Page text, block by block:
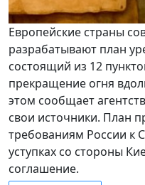
Европейские страны
разрабатывают план
состоящий из 12
прекращение огня
этом сообщает
свои источники. План
требованиям России к
уступках со стороны
соглашение.